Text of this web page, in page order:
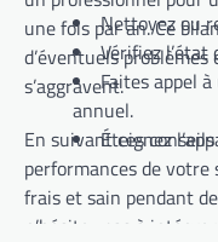
une fois par an. Ce bilan annuel permet de détecter
d’éventuels
s’aggravent.
Nettoyez ou
Vérifiez
Faites appel
annuel.
Éteignez
En suivant ces
performances de
frais et sain pendant de
n’hésitez pas à